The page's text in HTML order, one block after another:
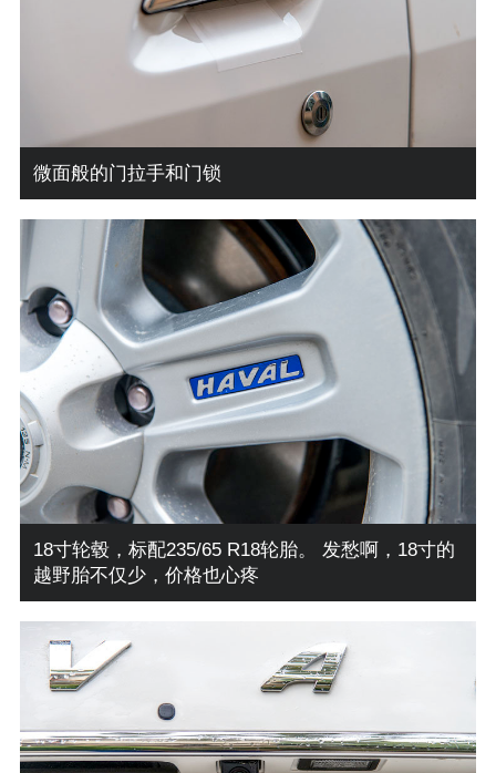
微面般的门拉手和门锁
18寸轮毂，标配235/65 R18轮胎。 发愁啊，18寸的
越野胎不仅少，价格也心疼